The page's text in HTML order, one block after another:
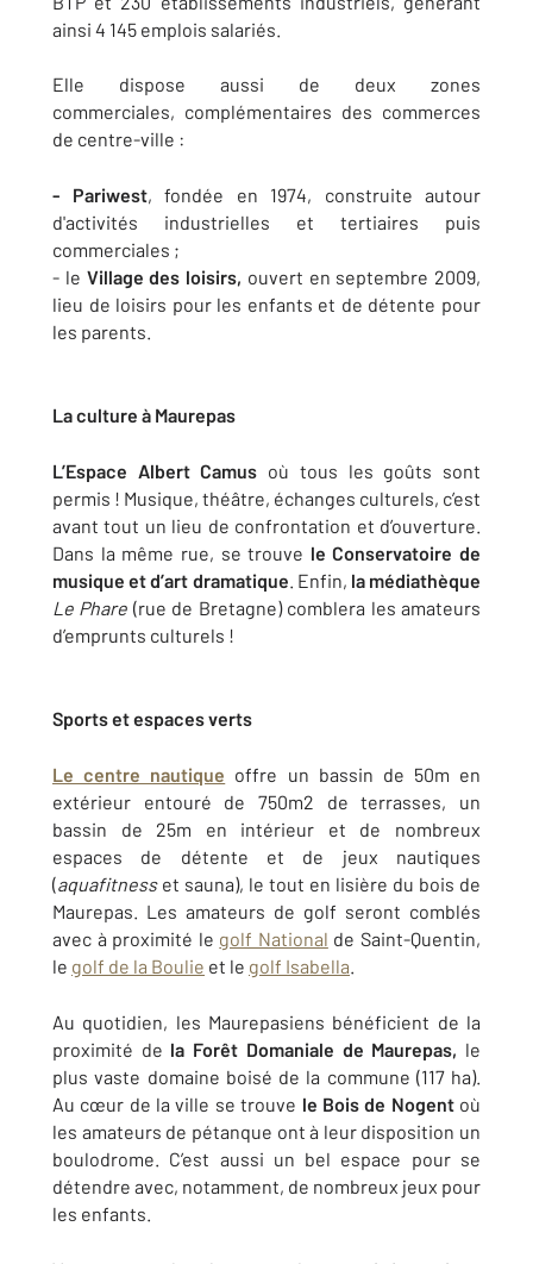
ainsi 4 145 emplois salariés.
Elle dispose aussi de deux zones
commerciales, complémentaires des commerces
de centre-ville :
- Pariwest, fondée en 1974, construite autour
d'activités industrielles et tertiaires puis
commerciales ;
- le Village des loisirs, ouvert en septembre 2009,
lieu de loisirs pour les enfants et de détente pour
les parents.
La culture à Maurepas
L’Espace Albert Camus où tous les goûts sont
permis ! Musique, théâtre, échanges culturels, c’est
avant tout un lieu de confrontation et d’ouverture.
Dans la même rue, se trouve le Conservatoire de
musique et d’art dramatique. Enfin, la médiathèque
Le Phare (rue de Bretagne) comblera les amateurs
d’emprunts culturels !
Sports et espaces verts
Le centre nautique offre un bassin de 50m en
extérieur entouré de 750m2 de terrasses, un
bassin de 25m en intérieur et de nombreux
espaces de détente et de jeux nautiques
(aquafitnesset sauna), le tout en lisière du bois de
Maurepas. Les amateurs de golf seront comblés
avec à proximité le golf National de Saint-Quentin,
le golf de la Boulie et le golf Isabella.
Au quotidien, les Maurepasiens bénéficient de la
proximité de la Forêt Domaniale de Maurepas, le
plus vaste domaine boisé de la commune (117 ha).
Au cœur de la ville se trouve le Bois de Nogentoù
les amateurs de pétanque ont à leur disposition un
boulodrome. C’est aussi un bel espace pour se
détendre avec, notamment, de nombreux jeux pour
les enfants.